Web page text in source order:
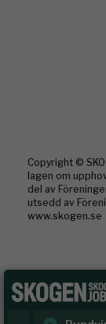
Copyright ©
lagen om
del av
utsedd av
www.skogen.se